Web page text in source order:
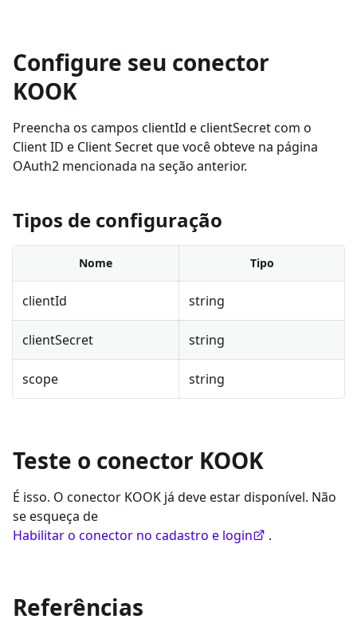
Configure seu conector
KOOK
Preencha os campos clientId e clientSecret com o
Client ID e Client Secret que você obteve na página
OAuth2 mencionada na seção anterior.
Tipos de configuração
Nome Tipo
clientId string
clientSecret string
scope string
Teste o conector KOOK
É isso. O conector KOOK já deve estar disponível. Não
se esqueça de
Habilitar o conector no cadastro e login
.
Referências